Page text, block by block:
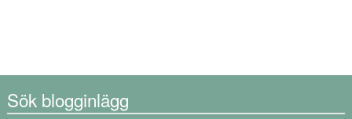
Sök blogginlägg